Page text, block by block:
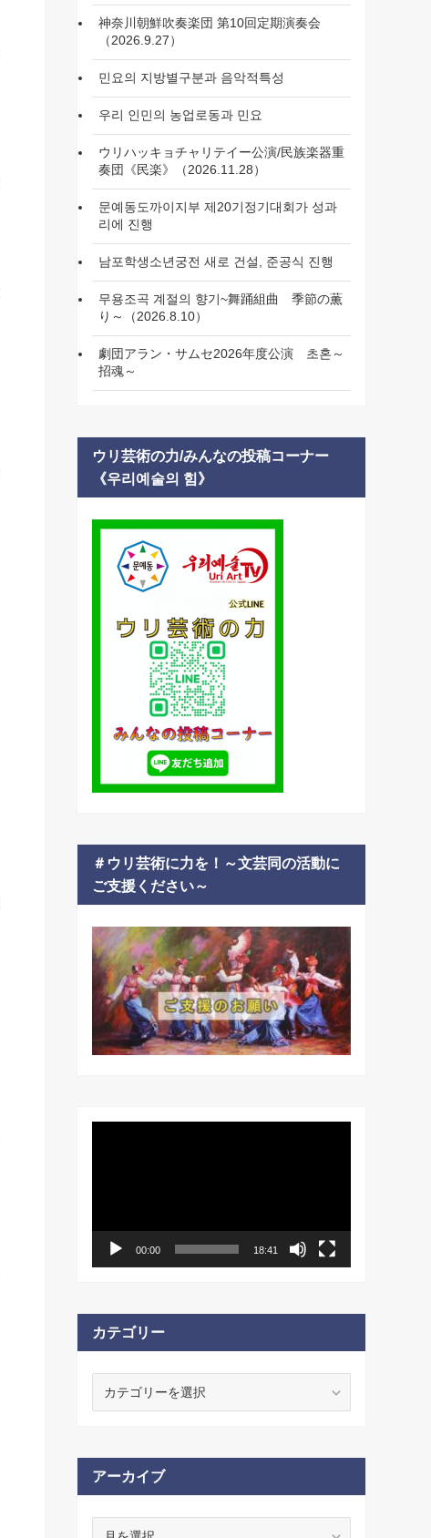
神奈川朝鮮吹奏楽団 第10回定期演奏会
（2026.9.27）
민요의 지방별구분과 음악적특성
우리 인민의 농업로동과 민요
ウリハッキョチャリテイー公演/民族楽器重
奏団《民楽》（2026.11.28）
문예동도까이지부 제20기정기대회가 성과
리에 진행
남포학생소년궁전 새로 건설, 준공식 진행
무용조곡 계절의 향기~舞踊組曲 季節の薫
り～（2026.8.10）
劇団アラン・サムセ2026年度公演 초혼～
招魂～
ウリ芸術の力/みんなの投稿コーナー
《우리예술의 힘》
＃ウリ芸術に力を！～文芸同の活動に
ご支援ください～
ヤ
00:00 18:41
カテゴリー
ー
アーカイブ